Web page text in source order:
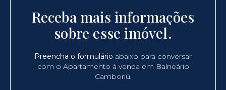
Receba mais informações
sobre esse imóvel.
Preencha o formulário abaixo para conversar
com o Apartamento à venda em Balneário
Camboriú.